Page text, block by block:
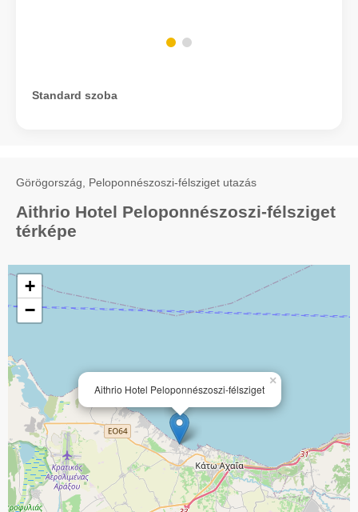
Standard szoba
Görögország, Peloponnészoszi-félsziget utazás
Aithrio Hotel Peloponnészoszi-félsziget
térképe
Aithrio Hotel Peloponnészoszi-félsziget
×
+
−